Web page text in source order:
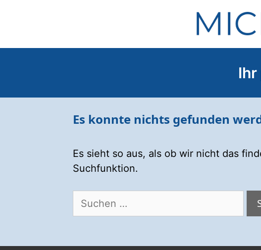
Es konnte nichts gefunden
Es sieht so aus, als ob wir nicht das
Suchfunktion.
Suche